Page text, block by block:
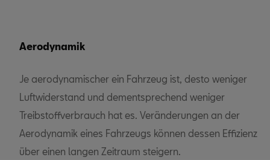
Aerodynamik
Je aerodynamischer ein Fahrzeug ist, desto weniger
Luftwiderstand und dementsprechend weniger
Treibstoffverbrauch hat es. Veränderungen an der
Aerodynamik eines Fahrzeugs können dessen Effizienz
über einen langen Zeitraum steigern.